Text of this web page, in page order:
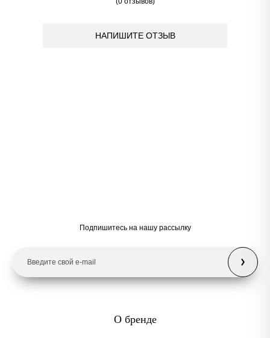
НАПИШИТЕ ОТЗЫВ
О бренде
Подпишитесь на нашу рассылку